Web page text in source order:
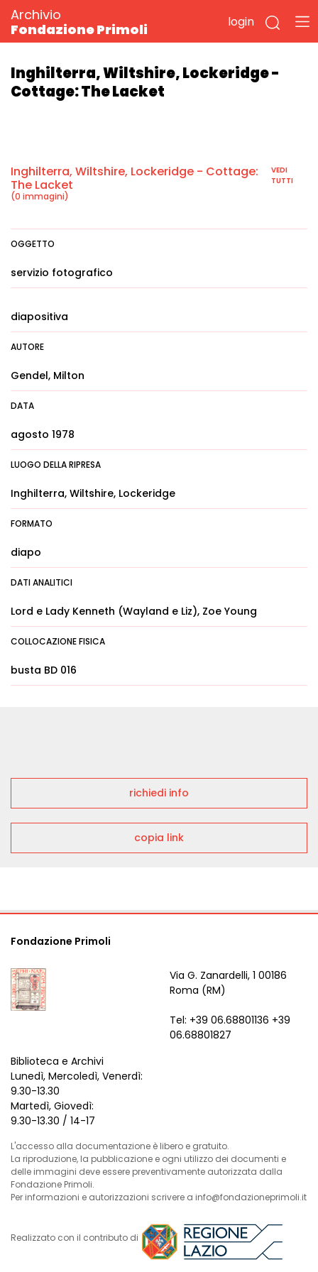
Archivio
Fondazione Primoli
login
Inghilterra, Wiltshire, Lockeridge -
Cottage: The Lacket
Inghilterra, Wiltshire, Lockeridge - Cottage:
The Lacket
(0 immagini)
VEDI
TUTTI
OGGETTO
servizio fotografico
diapositiva
AUTORE
Gendel, Milton
DATA
agosto 1978
LUOGO DELLA RIPRESA
Inghilterra, Wiltshire, Lockeridge
FORMATO
diapo
DATI ANALITICI
Lord e Lady Kenneth (Wayland e Liz), Zoe Young
COLLOCAZIONE FISICA
busta BD 016
richiedi info
copia link
Fondazione Primoli
Via G. Zanardelli, 1 00186
Roma (RM)
Tel: +39 06.68801136 +39
06.68801827
Biblioteca e Archivi
Lunedì, Mercoledì, Venerdì:
9.30-13.30
Martedì, Giovedì:
9.30-13.30 / 14-17
L'accesso alla documentazione è libero e gratuito.
La riproduzione, la pubblicazione e ogni utilizzo dei documenti e
delle immagini deve essere preventivamente autorizzata dalla
Fondazione Primoli.
Per informazioni e autorizzazioni scrivere a info@fondazioneprimoli.it
Realizzato con il contributo di